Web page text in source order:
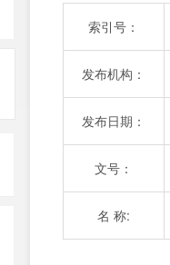
索引号：
发布机构：
发布日期：
文号：
名 称: